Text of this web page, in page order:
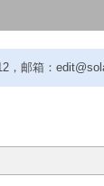
邮箱：